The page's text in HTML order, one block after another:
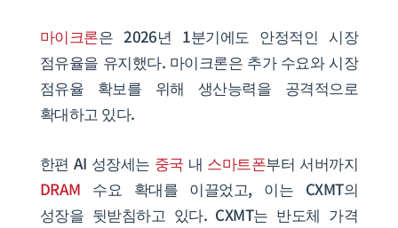
마이크론은 2026년 1분기에도 안정적인 시장
점유율을 유지했다. 마이크론은 추가 수요와 시장
점유율 확보를 위해 생산능력을 공격적으로
확대하고 있다.
한편 AI 성장세는 중국 내 스마트폰부터 서버까지
DRAM 수요 확대를 이끌었고, 이는 CXMT의
성장을 뒷받침하고 있다. CXMT는 반도체 가격